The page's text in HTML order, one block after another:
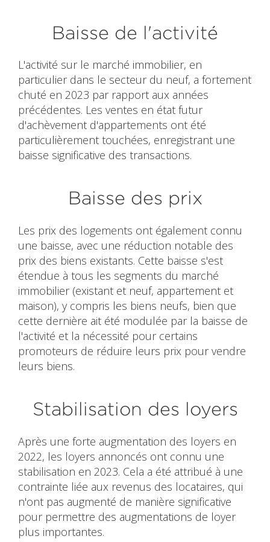
Baisse de l'activité
L'activité sur le marché immobilier, en
particulier dans le secteur du neuf, a fortement
chuté en 2023 par rapport aux années
précédentes. Les ventes en état futur
d'achèvement d'appartements ont été
particulièrement touchées, enregistrant une
baisse significative des transactions.
Baisse des prix
Les prix des logements ont également connu
une baisse, avec une réduction notable des
prix des biens existants. Cette baisse s'est
étendue à tous les segments du marché
immobilier (existant et neuf, appartement et
maison), y compris les biens neufs, bien que
cette dernière ait été modulée par la baisse de
l'activité et la nécessité pour certains
promoteurs de réduire leurs prix pour vendre
leurs biens.
Stabilisation des loyers
Après une forte augmentation des loyers en
2022, les loyers annoncés ont connu une
stabilisation en 2023. Cela a été attribué à une
contrainte liée aux revenus des locataires, qui
n'ont pas augmenté de manière significative
pour permettre des augmentations de loyer
plus importantes.